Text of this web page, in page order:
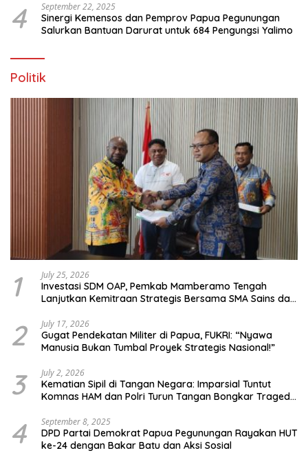
4 September 22, 2025
Sinergi Kemensos dan Pemprov Papua Pegunungan
Salurkan Bantuan Darurat untuk 684 Pengungsi Yalimo
Politik
1 July 25, 2026
Investasi SDM OAP, Pemkab Mamberamo Tengah
Lanjutkan Kemitraan Strategis Bersama SMA Sains dan
2 July 17, 2026
Gugat Pendekatan Militer di Papua, FUKRI: “Nyawa
Manusia Bukan Tumbal Proyek Strategis Nasional!”
3 July 2, 2026
Kematian Sipil di Tangan Negara: Imparsial Tuntut
Komnas HAM dan Polri Turun Tangan Bongkar Tragedi
4 September 8, 2025
DPD Partai Demokrat Papua Pegunungan Rayakan HUT
ke-24 dengan Bakar Batu dan Aksi Sosial